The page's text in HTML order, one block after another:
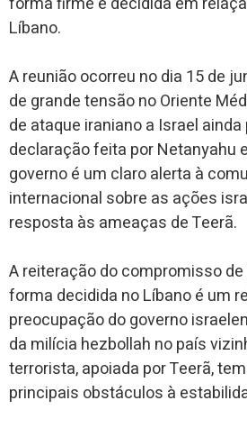
Líbano.
A reunião ocorreu no dia 15 de
de grande tensão no Oriente
de ataque iraniano a Israel ainda
declaração feita por Netanyahu
governo é um claro alerta à
internacional sobre as ações
resposta às ameaças de Teerã.
A reiteração do compromisso
forma decidida no Líbano é um
preocupação do governo
da milícia hezbollah no país
terrorista, apoiada por Teerã,
principais obstáculos à